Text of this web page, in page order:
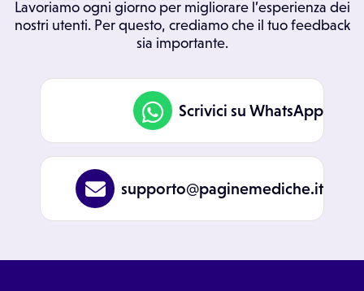
Lavoriamo ogni giorno per migliorare l’esperienza dei
nostri utenti. Per questo, crediamo che il tuo feedback
sia importante.
Scrivici su WhatsApp
supporto@paginemediche.it